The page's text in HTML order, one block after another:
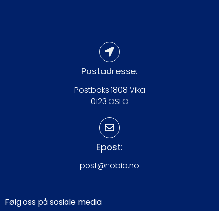
Postadresse:
Postboks 1808 Vika
0123 OSLO
Epost:
post@nobio.no
Følg oss på sosiale media